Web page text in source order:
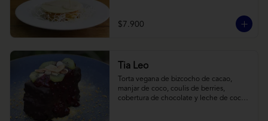
$7.900
Tia Leo
Torta vegana de bizcocho de cacao,
manjar de coco, coulis de berries,
cobertura de chocolate y leche de coco